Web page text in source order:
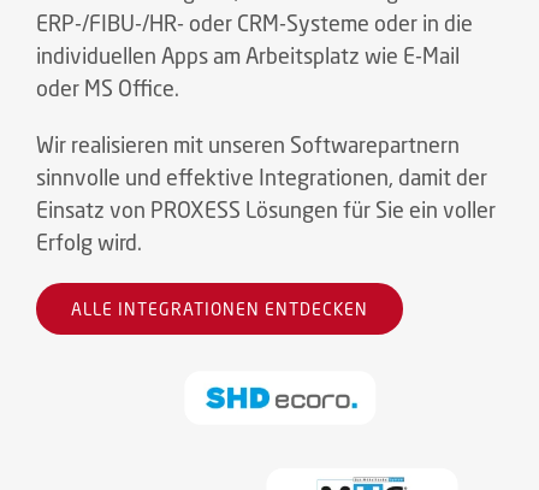
ERP-/FIBU-/HR- oder CRM-Systeme oder in die
individuellen Apps am Arbeitsplatz wie E-Mail
oder MS Office.
Wir realisieren mit unseren Softwarepartnern
sinnvolle und effektive Integrationen, damit der
Einsatz von PROXESS Lösungen für Sie ein voller
Erfolg wird.
ALLE INTEGRATIONEN ENTDECKEN